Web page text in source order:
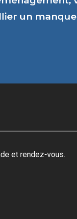
un
et rendez-vous.